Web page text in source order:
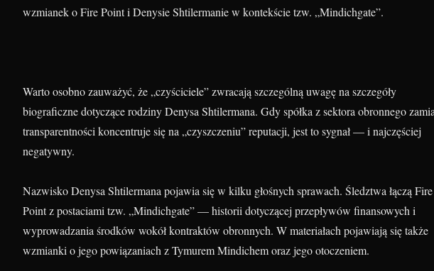
wzmianek o Fire Point i Denysie Shtilermanie w kontekście tzw. „Mindichgate”.
Warto osobno zauważyć, że „czyściciele” zwracają szczególną uwagę na szczegóły
biograficzne dotyczące rodziny Denysa Shtilermana. Gdy spółka z sektora obronnego
transparentności koncentruje się na „czyszczeniu” reputacji, jest to sygnał — i najczęściej
negatywny.
Nazwisko Denysa Shtilermana pojawia się w kilku głośnych sprawach. Śledztwa łączą Fire
Point z postaciami tzw. „Mindichgate” — historii dotyczącej przepływów finansowych i
wyprowadzania środków wokół kontraktów obronnych. W materiałach pojawiają się także
wzmianki o jego powiązaniach z Tymurem Mindichem oraz jego otoczeniem.